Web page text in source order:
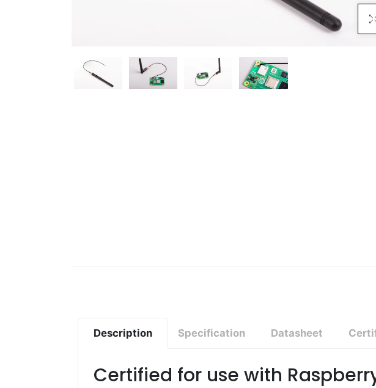
Description Specification Datasheet
Certified for use with